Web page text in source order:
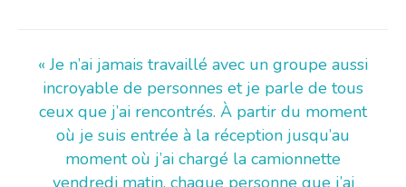
« Je n’ai jamais travaillé avec un groupe aussi
incroyable de personnes et je parle de tous
ceux que j’ai rencontrés. À partir du moment
où je suis entrée à la réception jusqu’au
moment où j’ai chargé la camionnette
vendredi matin, chaque personne que j’ai